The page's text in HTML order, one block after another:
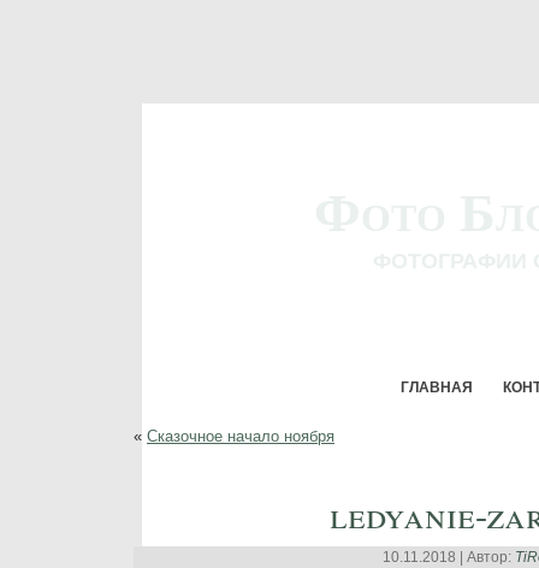
ГЛАВНАЯ
« Сказочное начало ноября
ledyanie-
10.11.2018 | Автор: